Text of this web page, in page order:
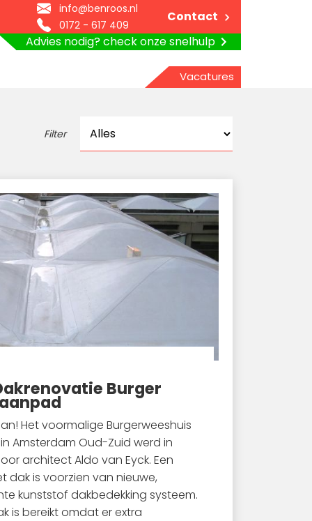
info@benroos.nl
0172 - 617 409
Contact
Advies nodig? check onze snelhulp
Vacatures
Filter
Burger
Het voormalige Burgerweeshuis
Amsterdam Oud-Zuid werd in
architect Aldo van Eyck. Een
dak is voorzien van nieuwe,
kunststof dakbedekking systeem.
is bereikt omdat er extra